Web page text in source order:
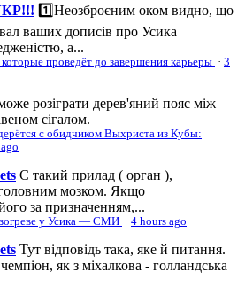
1️⃣Неозброєним оком видно, що
ваших дописів про Усика
а...
которые проведёт до завершения карьеры · 3
розіграти дерев'яний пояс між
сігалом.
с обидчиком Выхриста из Кубы:
Є такий прилад ( орган ),
головним мозком. Якщо
за призначенням,...
у Усика — СМИ · 4 hours ago
Тут відповідь така, яке й питання.
чемпіон, як з міхалкова - голландська